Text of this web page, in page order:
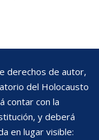
derechos de autor,
del Holocausto
contar con la
y deberá
en lugar visible: